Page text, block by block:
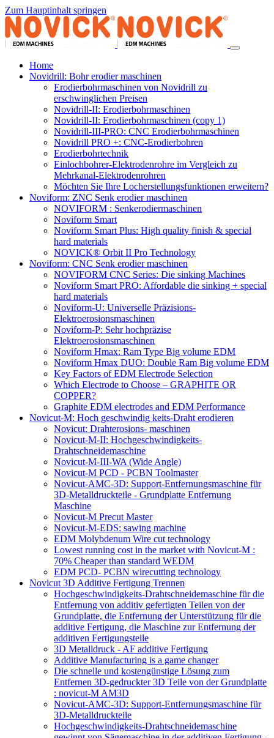
Zum Hauptinhalt springen
Home
Novidrill: Bohr erodier maschinen
Erodierbohrmaschinen von Novidrill zu
erschwinglichen Preisen
Novidrill-II: Erodierbohrmaschinen
Novidrill-II: Erodierbohrmaschinen (copy 1)
Novidrill-III-PRO: CNC Erodierbohrmaschinen
Novidrill PRO +: CNC-Erodierbohren
Erodierbohrtechnik
Einlochbohrer-Elektrodenrohre im Vergleich zu
Mehrkanal-Elektrodenrohren
Möchten Sie Ihre Locherstellungsfunktionen erweitern?
Noviform: ZNC Senk erodier maschinen
NOVIFORM : Senkerodiermaschinen
Noviform Smart
Noviform Smart Plus: High quality finish & special
hard materials
NOVICK® Orbit II Pro Technology
Noviform: CNC Senk erodier maschinen
NOVIFORM CNC Series: Die sinking Machines
Noviform Smart PRO: Affordable die sinking + special
hard materials
Noviform-U: Universelle Präzisions-
Elektroerosionsmaschinen
Noviform-P: Sehr hochpräzise
Elektroerosionsmaschinen
Noviform Hmax: Ram Type Big volume EDM
Noviform Hmax DUO: Double Ram Big volume EDM
Key Factors of EDM Electrode Selection
Which Electrode to Choose – GRAPHITE OR
COPPER?
Graphite EDM electrodes and EDM Performance
Novicut-M: Hoch geschwindig keits-Draht erodieren
Novicut: Drahterosions- maschinen
Novicut-M-II: Hochgeschwindigkeits-
Drahtschneidemaschine
Novicut-M-III-WA (Wide Angle)
Novicut-M PCD - PCBN Toolmaster
Novicut-AMC-3D: Support-Entfernungsmaschine für
3D-Metalldruckteile - Grundplatte Entfernung
Maschine
Novicut-M Precut Master
Novicut-M-EDS: sawing machine
EDM Molybdenum Wire cut technology
Lowest running cost in the market with Novicut-M :
70% Cheaper than standard WEDM
EDM PCD- PCBN wirecutting technology
Novicut 3D Additive Fertigung Trennen
Hochgeschwindigkeits-Drahtschneidemaschine für die
Entfernung von additiv gefertigten Teilen von der
Grundplatte, die Entfernung der Unterstützung für die
additive Fertigung, die Maschine zur Entfernung der
additiven Fertigungsteile
3D Metalldruck - AF additive Fertigung
Additive Manufacturing is a game changer
Die schnelle und kostengünstige Lösung zum
Entfernen 3D-gedruckter 3D Teile von der Grundplatte
: novicut-M AM3D
Novicut-AMC-3D: Support-Entfernungsmaschine für
3D-Metalldruckteile
Hochgeschwindigkeits-Drahtschneidemaschine